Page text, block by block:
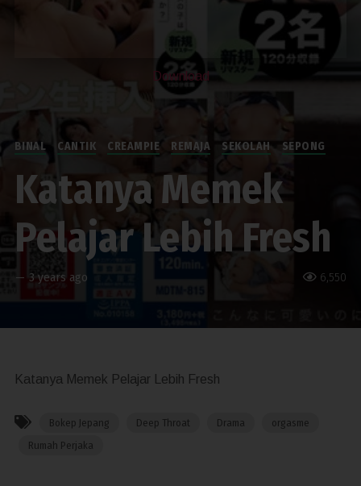
Download
6,550
BINAL CANTIK CREAMPIE REMAJA SEKOLAH SEPONG
Katanya Memek
Pelajar Lebih Fresh
— 3 years ago
Katanya Memek Pelajar Lebih Fresh
Bokep Jepang Deep Throat Drama
orgasme
Rumah Perjaka